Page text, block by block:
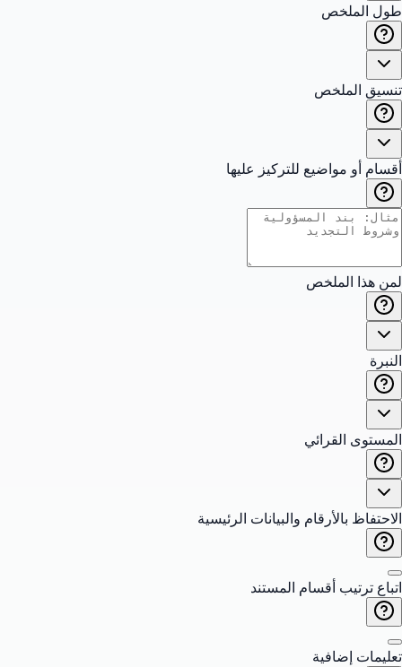
طول الملخص
تنسيق الملخص
أقسام أو مواضيع للتركيز عليها
لمن هذا الملخص
النبرة
المستوى القرائي
الاحتفاظ بالأرقام والبيانات الرئيسية
اتباع ترتيب أقسام المستند
تعليمات إضافية